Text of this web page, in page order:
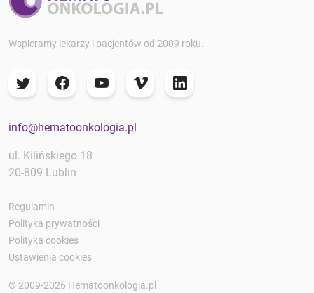
Wspieramy lekarzy i pacjentów od 2009 roku.
info@hematoonkologia.pl
ul. Kilińskiego 18
20-809 Lublin
Regulamin
Polityka prywatności
Polityka cookies
Ustawienia cookies
© 2009-2026 Hematoonkologia.pl